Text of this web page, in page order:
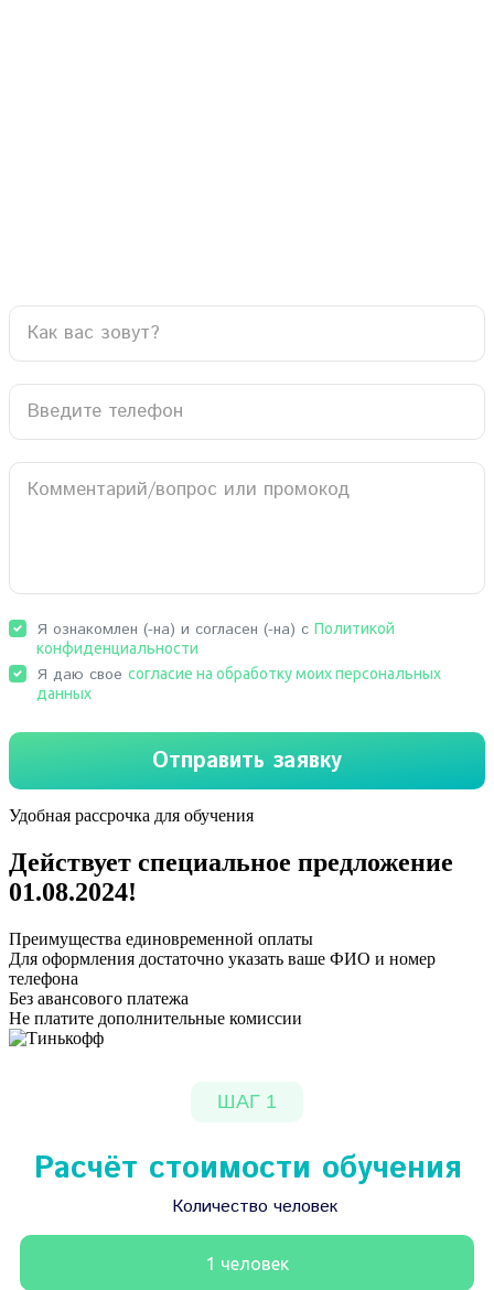
Удобная рассрочка для обучения
Действует специальное предложение
01.08.2024!
Преимущества единовременной оплаты
Для оформления достаточно указать ваше ФИО и номер
телефона
Без авансового платежа
Не платите дополнительные комиссии